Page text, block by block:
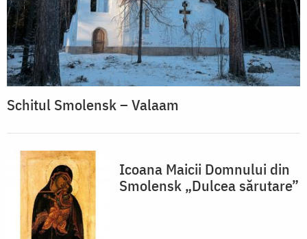
Schitul Smolensk – Valaam
Icoana Maicii Domnului din
Smolensk „Dulcea sărutare”